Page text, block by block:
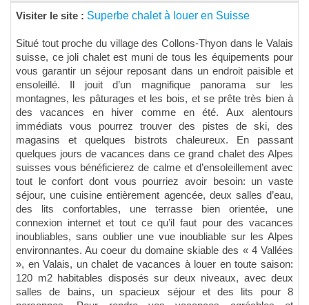
Visiter le site : Superbe chalet à louer en Suisse
Situé tout proche du village des Collons-Thyon dans le Valais
suisse, ce joli chalet est muni de tous les équipements pour
vous garantir un séjour reposant dans un endroit paisible et
ensoleillé. Il jouit d’un magnifique panorama sur les
montagnes, les pâturages et les bois, et se prête très bien à
des vacances en hiver comme en été. Aux alentours
immédiats vous pourrez trouver des pistes de ski, des
magasins et quelques bistrots chaleureux. En passant
quelques jours de vacances dans ce grand chalet des Alpes
suisses vous bénéficierez de calme et d’ensoleillement avec
tout le confort dont vous pourriez avoir besoin: un vaste
séjour, une cuisine entièrement agencée, deux salles d’eau,
des lits confortables, une terrasse bien orientée, une
connexion internet et tout ce qu’il faut pour des vacances
inoubliables, sans oublier une vue inoubliable sur les Alpes
environnantes. Au coeur du domaine skiable des « 4 Vallées
», en Valais, un chalet de vacances à louer en toute saison:
120 m2 habitables disposés sur deux niveaux, avec deux
salles de bains, un spacieux séjour et des lits pour 8